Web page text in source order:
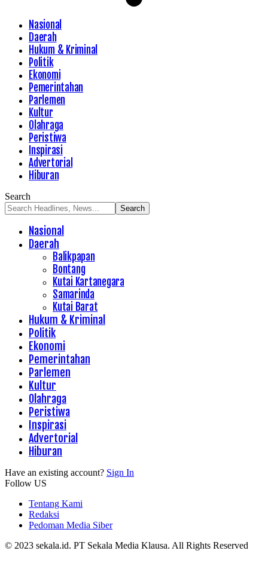
Nasional
Daerah
Hukum & Kriminal
Politik
Ekonomi
Pemerintahan
Parlemen
Kultur
Olahraga
Peristiwa
Inspirasi
Advertorial
Hiburan
Search
Nasional
Daerah
Balikpapan
Bontang
Kutai Kartanegara
Samarinda
Kutai Barat
Hukum & Kriminal
Politik
Ekonomi
Pemerintahan
Parlemen
Kultur
Olahraga
Peristiwa
Inspirasi
Advertorial
Hiburan
Have an existing account? Sign In
Follow US
Tentang Kami
Redaksi
Pedoman Media Siber
© 2023 sekala.id. PT Sekala Media Klausa. All Rights Reserved